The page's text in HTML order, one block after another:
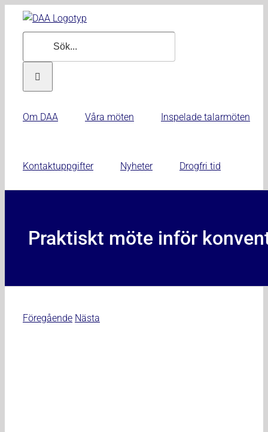
Fortsätt
Om DAA Våra möten Inspelade talarmöten
Kontaktuppgifter Nyheter Drogfri tid
Praktiskt möte inför
Föregående Nästa